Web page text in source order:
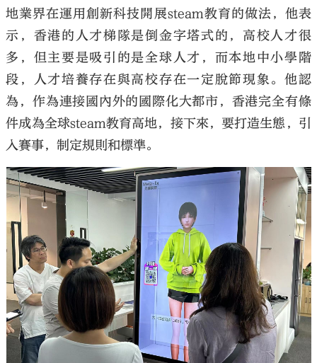
地業界在運用創新科技開展steam教育的做法，他表
示，香港的人才梯隊是倒金字塔式的，高校人才很
多，但主要是吸引的是全球人才，而本地中小學階
段，人才培養存在與高校存在一定脫節現象。他認
為，作為連接國內外的國際化大都市，香港完全有條
件成為全球steam教育高地，接下來，要打造生態，引
入賽事，制定規則和標準。